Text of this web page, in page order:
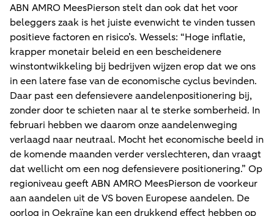
ABN AMRO MeesPierson stelt dan ook dat het voor
beleggers zaak is het juiste evenwicht te vinden tussen
positieve factoren en risico’s. Wessels: “Hoge inflatie,
krapper monetair beleid en een bescheidenere
winstontwikkeling bij bedrijven wijzen erop dat we ons
in een latere fase van de economische cyclus bevinden.
Daar past een defensievere aandelenpositionering bij,
zonder door te schieten naar al te sterke somberheid. In
februari hebben we daarom onze aandelenweging
verlaagd naar neutraal. Mocht het economische beeld in
de komende maanden verder verslechteren, dan vraagt
dat wellicht om een nog defensievere positionering.” Op
regioniveau geeft ABN AMRO MeesPierson de voorkeur
aan aandelen uit de VS boven Europese aandelen. De
oorlog in Oekraïne kan een drukkend effect hebben op